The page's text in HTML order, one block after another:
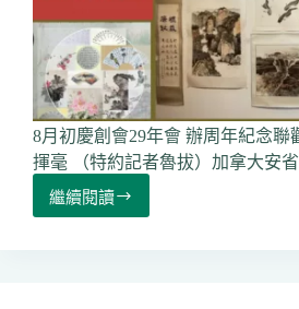
多
位
社
區
領
袖
支
持
8月初慶創會29年會 辦周年紀念聯
揮毫 （特約記者魯拔）加拿大安
繼續閱讀
安